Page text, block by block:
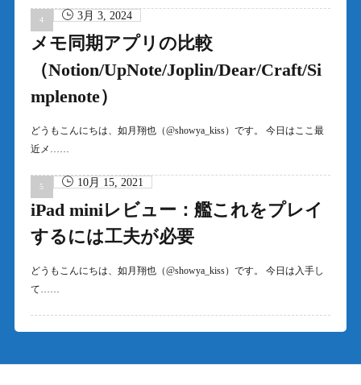
3月 3, 2024
メモ同期アプリの比較
（Notion/UpNote/Joplin/Dear/Craft/Si
mplenote）
どうもこんにちは、如月翔也（@showya_kiss）です。 今日はここ最
近メ……
10月 15, 2021
iPad miniレビュー：艦これをプレイ
するには工夫が必要
どうもこんにちは、如月翔也（@showya_kiss）です。 今日は入手し
て……